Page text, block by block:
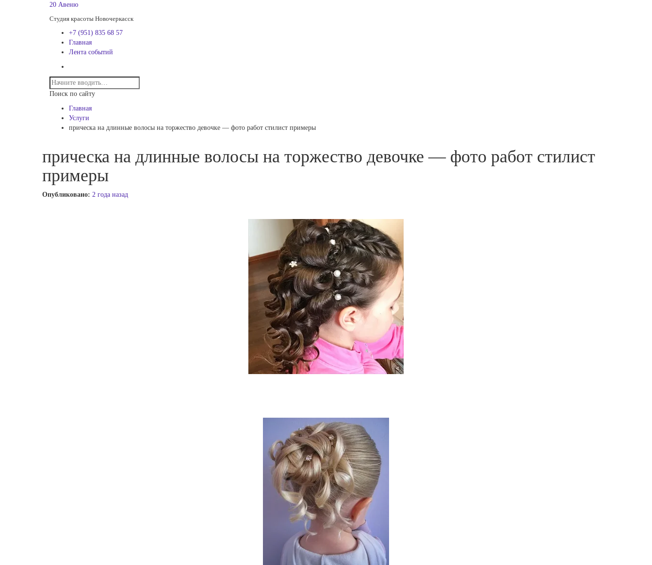
20 Авеню
Студия красоты Новочеркасск
+7 (951) 835 68 57
Главная
Лента событий
Поиск по сайту
Главная
Услуги
прическа на длинные волосы на торжество девочке — фото работ стилист примеры
прическа на длинные волосы на торжество девочке — фото работ стилист
примеры
Опубликовано: 2 года назад